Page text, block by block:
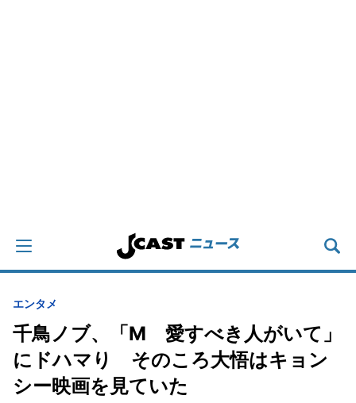
エンタメ
千鳥ノブ、「M 愛すべき人がいて」
にドハマり そのころ大悟はキョン
シー映画を見ていた